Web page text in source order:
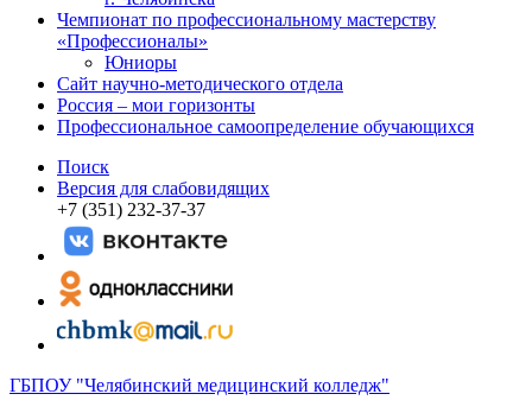
Чемпионат по профессиональному мастерству
«Профессионалы»
Юниоры
Сайт научно-методического отдела
Россия – мои горизонты
Профессиональное самоопределение обучающихся
Поиск
Версия для слабовидящих
+7 (351) 232-37-37
ГБПОУ "Челябинский медицинский колледж"